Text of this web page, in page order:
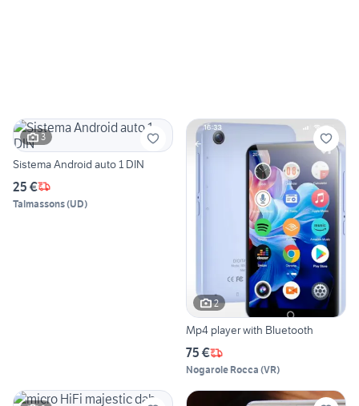
3
Sistema Android auto 1 DIN
25 €
Talmassons(UD)
2
Mp4 player with Bluetooth
75 €
Nogarole Rocca (VR)